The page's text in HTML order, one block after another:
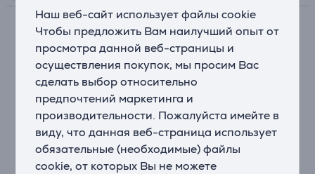
Наш веб-сайт использует файлы cookie
Чтобы предложить Вам наилучший опыт от
просмотра данной веб-страницы и
осуществления покупок, мы просим Вас
сделать выбор относительно
предпочтений маркетинга и
производительности. Пожалуйста имейте в
виду, что данная веб-страница использует
обязательные (необходимые) файлы
cookie, от которых Вы не можете
Описание
Минималистичная и современная
Новые цвета, новый взгляд на вещи. Сделайте свой
рабочий стол уникальным благодаря этой яркой
клавиатуре, которая подчеркнет Ваш стиль. Теперь
Ваш рабочий стол станет настоящим
произведением дизайнерского искусства.